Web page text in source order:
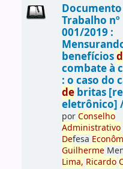
Documento
Trabalho nº
001/2019 :
benefícios
combate à
: o caso do
debritas
eletrônico]
porConselho
Administrativo
Defesa
Guilherme
Lima, Ricardo